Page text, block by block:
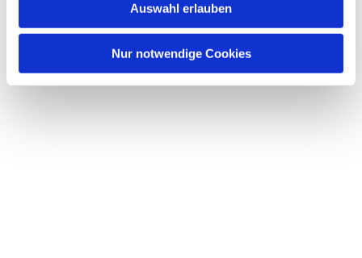
Auswahl erlauben
Nur notwendige Cookies